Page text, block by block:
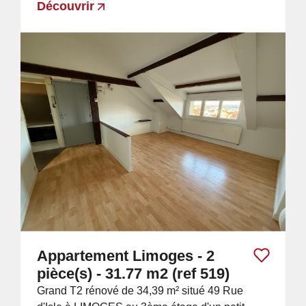
Découvrir
Appartement Limoges - 2
pièce(s) - 31.77 m2 (ref 519)
Grand T2 rénové de 34,39 m² situé 49 Rue